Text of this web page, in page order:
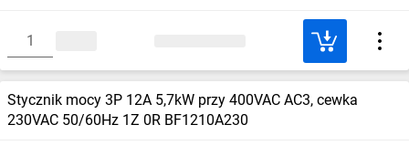
Stycznik mocy 3P 12A 5,7kW przy 400VAC AC3, cewka
230VAC 50/60Hz 1Z 0R BF1210A230